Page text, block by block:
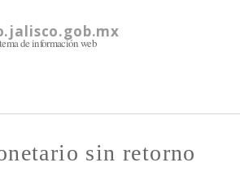
contenido
principal
de información web
sin retorno